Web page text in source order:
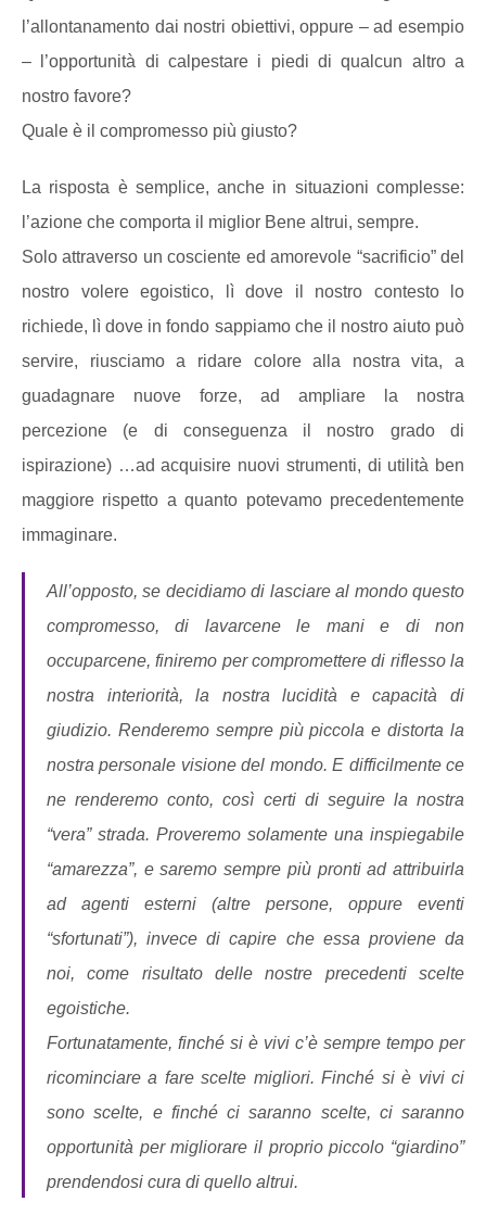
l’allontanamento dai nostri obiettivi, oppure – ad esempio
– l’opportunità di calpestare i piedi di qualcun altro a
nostro favore?
Quale è il compromesso più giusto?
La risposta è semplice, anche in situazioni complesse:
l’azione che comporta il miglior Bene altrui, sempre.
Solo attraverso un cosciente ed amorevole “sacrificio” del
nostro volere egoistico, lì dove il nostro contesto lo
richiede, lì dove in fondo sappiamo che il nostro aiuto può
servire, riusciamo a ridare colore alla nostra vita, a
guadagnare nuove forze, ad ampliare la nostra
percezione (e di conseguenza il nostro grado di
ispirazione) …ad acquisire nuovi strumenti, di utilità ben
maggiore rispetto a quanto potevamo precedentemente
immaginare.
All’opposto, se decidiamo di lasciare al mondo questo
compromesso, di lavarcene le mani e di non
occuparcene, finiremo per compromettere di riflesso la
nostra interiorità, la nostra lucidità e capacità di
giudizio. Renderemo sempre più piccola e distorta la
nostra personale visione del mondo. E difficilmente ce
ne renderemo conto, così certi di seguire la nostra
“vera” strada. Proveremo solamente una inspiegabile
“amarezza”, e saremo sempre più pronti ad attribuirla
ad agenti esterni (altre persone, oppure eventi
“sfortunati”), invece di capire che essa proviene da
noi, come risultato delle nostre precedenti scelte
egoistiche.
Fortunatamente, finché si è vivi c’è sempre tempo per
ricominciare a fare scelte migliori. Finché si è vivi ci
sono scelte, e finché ci saranno scelte, ci saranno
opportunità per migliorare il proprio piccolo “giardino”
prendendosi cura di quello altrui.